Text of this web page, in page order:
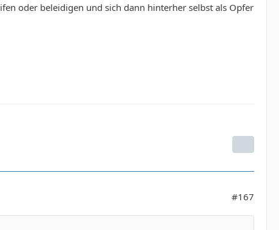
oder beleidigen und sich dann hinterher selbst als Opfer
#167